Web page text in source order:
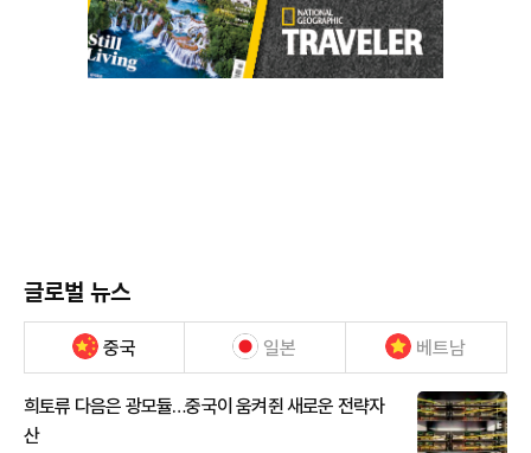
글로벌 뉴스
중국 일본 베트남
희토류 다음은 광모듈…중국이 움켜쥔 새로운 전략자
산